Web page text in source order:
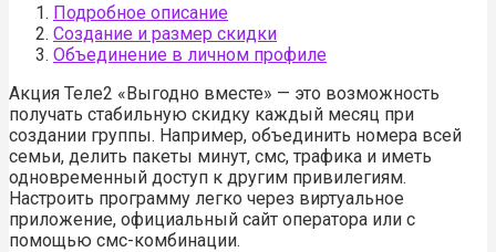
Подробное описание
Создание и размер скидки
Объединение в личном профиле
Акция Теле2 «Выгодно вместе» — это возможность
получать стабильную скидку каждый месяц при
создании группы. Например, объединить номера всей
семьи, делить пакеты минут, смс, трафика и иметь
одновременный доступ к другим привилегиям.
Настроить программу легко через виртуальное
приложение, официальный сайт оператора или с
помощью смс-комбинации.